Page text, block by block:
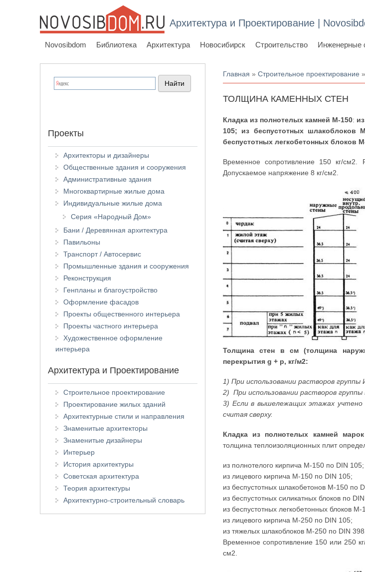
Архитектура и Проектирование |
Novosibdom Библиотека Архитектура Новосибирск Строительство Инженерные
Вы здесь
Главная »Строительное проектирование »
ТОЛЩИНА КАМЕННЫХ СТЕН
Кладка из полнотелых камней М-150:
105; из беспустотных шлакоблоков
беспустотных легкобетонных блоков
Временное сопротивление 150 кг/
Допускаемое напряжение 8 кг/см2.
Толщина стен в см (толщина
перекрытия g + р, кг/м2:
1) При использовании растворов
2) При использовании растворов
3) Если в вышележащих этажах
считая сверху.
Кладка из полнотелых камней
толщина теплоизоляционных плит
из полнотелого кирпича М-150 по DIN 105;
из лицевого кирпича М-150 по DIN 105;
из беспустотных шлакобетонов М-150 по
из беспустотных силикатных блоков по
из беспустотных легкобетонных блоков
из лицевого кирпича М-250 по DIN 105;
из тяжелых шлакоблоков М-250 по DIN 398,
Временное сопротивление 150 или 250
см2.
Проекты
Архитекторы и дизайнеры
Общественные здания и сооружения
Административные здания
Многоквартирные жилые дома
Индивидуальные жилые дома
Серия «Народный Дом»
Бани / Деревянная архитектура
Павильоны
Транспорт / Автосервис
Промышленные здания и сооружения
Реконструкция
Генпланы и благоустройство
Оформление фасадов
Проекты общественного интерьера
Проекты частного интерьера
Художественное оформление
интерьера
Архитектура и Проектирование
Строительное проектирование
Проектирование жилых зданий
Архитектурные стили и направления
Знаменитые архитекторы
Знаменитые дизайнеры
Интерьер
История архитектуры
Советская архитектура
Теория архитектуры
Архитектурно-строительный словарь